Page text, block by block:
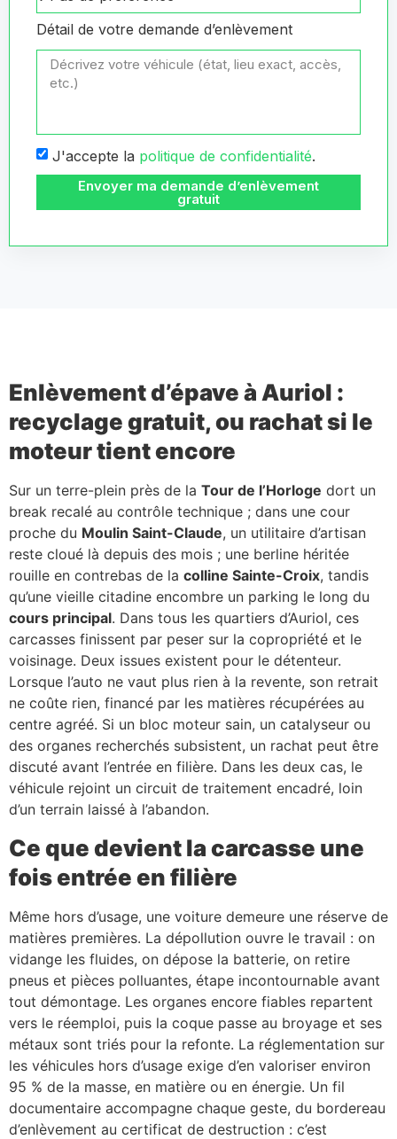
Détail de votre demande d’enlèvement
J'accepte la politique de confidentialité.
Envoyer ma demande d’enlèvement
gratuit
Enlèvement d’épave à Auriol :
recyclage gratuit, ou rachat si le
moteur tient encore
Sur un terre-plein près de la Tour de l’Horloge dort un
break recalé au contrôle technique ; dans une cour
proche du Moulin Saint-Claude, un utilitaire d’artisan
reste cloué là depuis des mois ; une berline héritée
rouille en contrebas de la colline Sainte-Croix, tandis
qu’une vieille citadine encombre un parking le long du
cours principal. Dans tous les quartiers d’Auriol, ces
carcasses finissent par peser sur la copropriété et le
voisinage. Deux issues existent pour le détenteur.
Lorsque l’auto ne vaut plus rien à la revente, son retrait
ne coûte rien, financé par les matières récupérées au
centre agréé. Si un bloc moteur sain, un catalyseur ou
des organes recherchés subsistent, un rachat peut être
discuté avant l’entrée en filière. Dans les deux cas, le
véhicule rejoint un circuit de traitement encadré, loin
d’un terrain laissé à l’abandon.
Ce que devient la carcasse une
fois entrée en filière
Même hors d’usage, une voiture demeure une réserve de
matières premières. La dépollution ouvre le travail : on
vidange les fluides, on dépose la batterie, on retire
pneus et pièces polluantes, étape incontournable avant
tout démontage. Les organes encore fiables repartent
vers le réemploi, puis la coque passe au broyage et ses
métaux sont triés pour la refonte. La réglementation sur
les véhicules hors d’usage exige d’en valoriser environ
95 % de la masse, en matière ou en énergie. Un fil
documentaire accompagne chaque geste, du bordereau
d’enlèvement au certificat de destruction : c’est